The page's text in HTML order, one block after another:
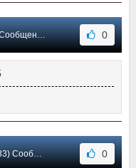
#1 0
#0 0